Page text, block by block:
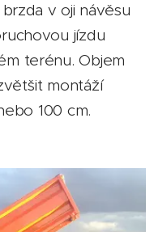
v oji návěsu
jízdu
terénu. Objem
montáží
100 cm.